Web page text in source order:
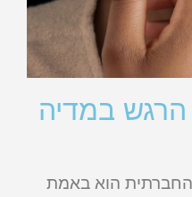
במדיה
הוא באמת